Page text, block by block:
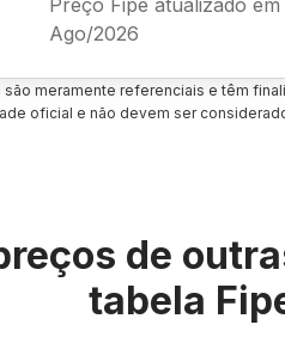
Ago/2026
meramente referenciais e têm
oficial e não devem ser
de
tabela